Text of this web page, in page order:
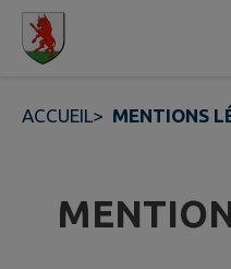
Contenu
ACCUEIL> MENTIONS